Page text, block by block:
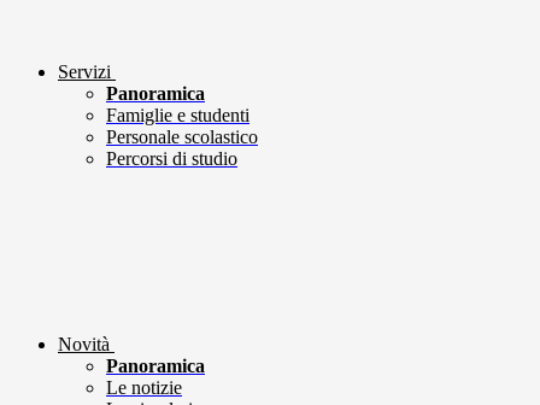
Servizi
Panoramica
Famiglie e studenti
Personale scolastico
Percorsi di studio
Novità
Panoramica
Le notizie